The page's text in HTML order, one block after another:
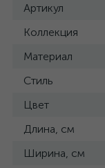
Артикул
Коллекция
Материал
Стиль
Цвет
Длина, см
Ширина, см